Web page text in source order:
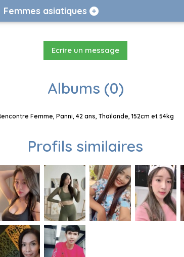
Femmes asiatiques
Ecrire un message
Albums (0)
Femme, Panni, 42 ans, Thaïlande, 152cm et 54kg
Profils similaires